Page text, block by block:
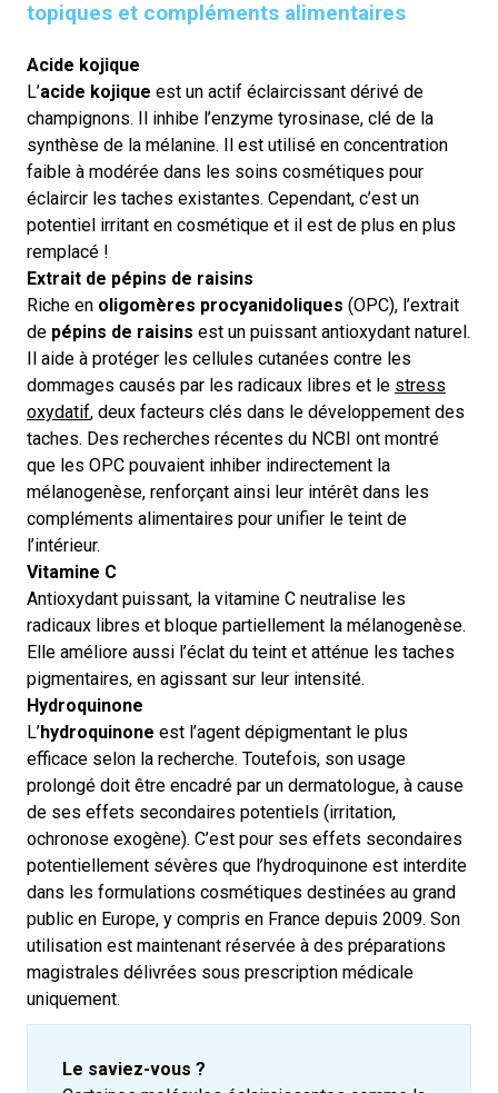
topiques et compléments alimentaires
Acide kojique
L’acide kojique est un actif éclaircissant dérivé de
champignons. Il inhibe l’enzyme tyrosinase, clé de la
synthèse de la mélanine. Il est utilisé en concentration
faible à modérée dans les soins cosmétiques pour
éclaircir les taches existantes. Cependant, c’est un
potentiel irritant en cosmétique et il est de plus en plus
remplacé !
Extrait de pépins de raisins
Riche en oligomères procyanidoliques (OPC), l’extrait
de pépins de raisins est un puissant antioxydant naturel.
Il aide à protéger les cellules cutanées contre les
dommages causés par les radicaux libres et le stress
oxydatif, deux facteurs clés dans le développement des
taches. Des recherches récentes du NCBI ont montré
que les OPC pouvaient inhiber indirectement la
mélanogenèse, renforçant ainsi leur intérêt dans les
compléments alimentaires pour unifier le teint de
l’intérieur.
Vitamine C
Antioxydant puissant, la vitamine C neutralise les
radicaux libres et bloque partiellement la mélanogenèse.
Elle améliore aussi l’éclat du teint et atténue les taches
pigmentaires, en agissant sur leur intensité.
Hydroquinone
L’hydroquinone est l’agent dépigmentant le plus
efficace selon la recherche. Toutefois, son usage
prolongé doit être encadré par un dermatologue, à cause
de ses effets secondaires potentiels (irritation,
ochronose exogène). C’est pour ses effets secondaires
potentiellement sévères que l’hydroquinone est interdite
dans les formulations cosmétiques destinées au grand
public en Europe, y compris en France depuis 2009. Son
utilisation est maintenant réservée à des préparations
magistrales délivrées sous prescription médicale
uniquement.
Le saviez-vous ?